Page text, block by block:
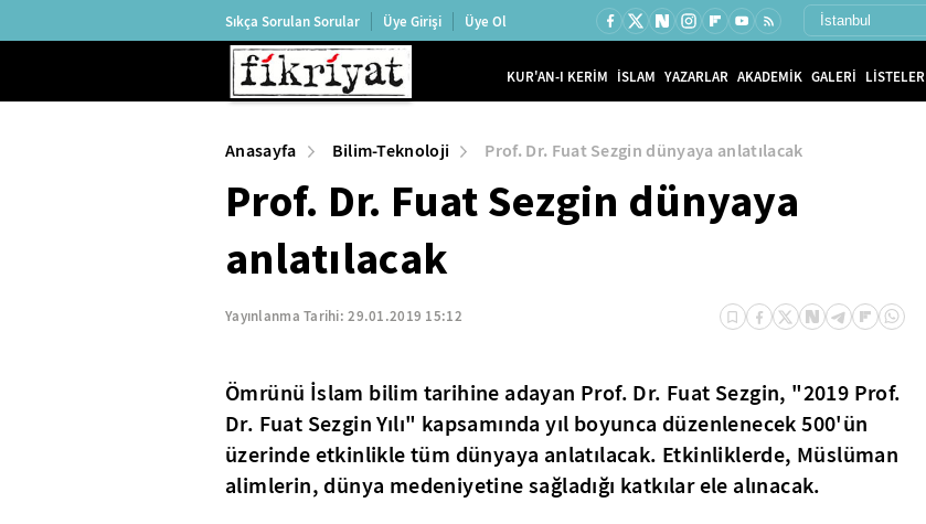
Sıkça Sorulan Sorular Üye Girişi Üye Ol
KUR'AN-I KERİM İSLAM YAZARLAR AKADEMİK GALERİ LİSTELER
Anasayfa Bilim-Teknoloji Prof. Dr. Fuat Sezgin dünyaya anlatılacak
Prof. Dr. Fuat Sezgin dünyaya
anlatılacak
Yayınlanma Tarihi:29.01.2019 15:12
Ömrünü İslam bilim tarihine adayan Prof. Dr. Fuat Sezgin, "2019 Prof.
Dr. Fuat Sezgin Yılı" kapsamında yıl boyunca düzenlenecek 500'ün
üzerinde etkinlikle tüm dünyaya anlatılacak. Etkinliklerde, Müslüman
alimlerin, dünya medeniyetine sağladığı katkılar ele alınacak.